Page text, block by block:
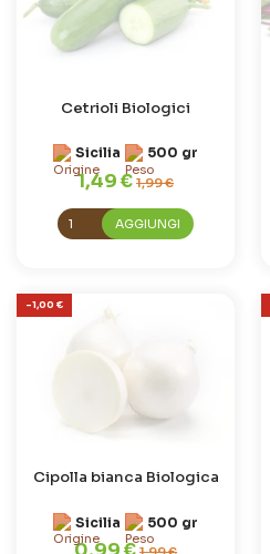
Cetrioli Biologici
Sicilia 500 gr
1,49 €1,99 €
AGGIUNGI
-1,00 €
Cipolla bianca Biologica
Sicilia 500 gr